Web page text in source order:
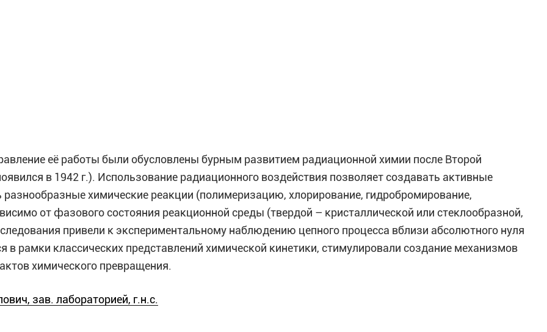
её работы были обусловлены бурным развитием радиационной химии после Второй
в 1942 г.). Использование радиационного воздействия позволяет создавать активные
химические реакции (полимеризацию, хлорирование, гидробромирование,
от фазового состояния реакционной среды (твердой – кристаллической или стеклообразной,
привели к экспериментальному наблюдению цепного процесса вблизи абсолютного нуля
рамки классических представлений химической кинетики, стимулировали создание механизмов
химического превращения.
зав. лабораторией, г.н.с.